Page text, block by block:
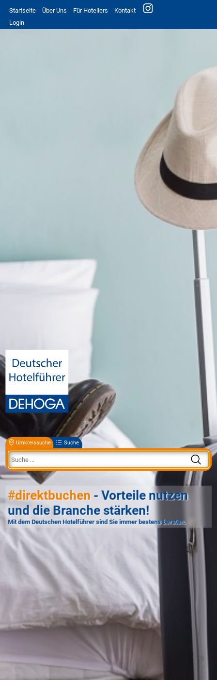
Startseite Über Uns Für Hoteliers
Kontakt
Login
Umkreissuche Suche
#direktbuchen - Vorteile nutzen
und die Branche stärken!
Mit dem Deutschen Hotelführer sind Sie immer bestens beraten.